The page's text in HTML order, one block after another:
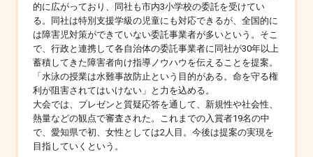
的に広がっており、同社も市内3小学校の委託を受けてい
る。同社は特別支援学級の児童にも対応できるが、全国的に
は障害児対策ができていない委託事業者が多いという。そこ
で、行政と連携して各自治体の委託事業者に同社が30年以上
蓄積してきた障害者向け指導ノウハウを伝えることを提案。
「水泳の授業は水難事故防止という目的がある。命を守る権
利が阻害されてはいけない」と力を込める。
大会では、プレゼンと質疑応答を通して、新規性や社会性、
熱量などの観点で審査された。これまでの入賞者19名の中
で、愛知県で初、女性としては2人目。今後は提案の実現を
目指していくという。